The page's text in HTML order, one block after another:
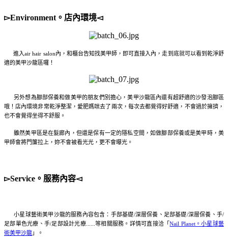
▻Environment。店內環境◅
進入air hair salon內，和櫃台告知找美甲師，即可直接入內，走到底就可以看到乾淨舒
適的美甲沙龍區囉！
另外想為腳部保養和做美甲的朋友們別擔心，美甲沙龍區內還有超舒適的沙發泡腳區
哦！店內環境非常乾淨整潔，愛肥媽咪去了兩次，每次去都覺得好舒適，不會過於擁擠，
也不會覺得坐得不舒服。
雖然美甲區是在髮廊內，但還是保有一定的隱私空間，如做腳部保養或是美甲時，美
甲師會將門簾拉上，妳不會被看光光，更不會曝光。
▻Service。服務內容◅
小星球藝術美甲沙龍的服務內容包含：手部基礎/深層保養、足部基礎/深層保養、手/
足部單色光療、手/足部設計光療......等相關服務。詳情可直接洽「Nail Planet。小星球藝
術美甲沙龍 」。